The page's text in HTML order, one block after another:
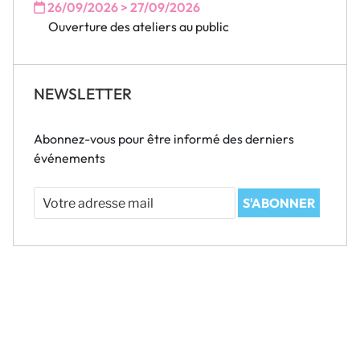
26/09/2026 > 27/09/2026
Ouverture des ateliers au public
NEWSLETTER
Abonnez-vous pour être informé des derniers
événements
Votre
adresse
S'ABONNER